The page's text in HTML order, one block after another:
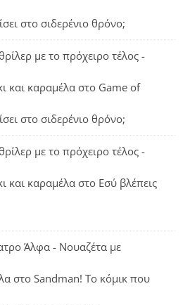
στο σιδερένιο θρόνο;
με το πρόχειρο τέλος -
και καραμέλα στο Game of
στο σιδερένιο θρόνο;
με το πρόχειρο τέλος -
και καραμέλα στο Εσύ βλέπεις
Άλφα - Νουαζέτα με
στο Sandman! Το κόμικ που